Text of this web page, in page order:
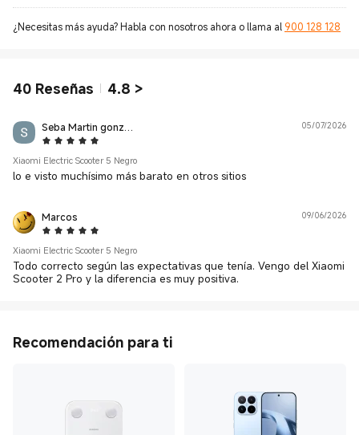
¿Necesitas más ayuda? Habla con nosotros ahora o llama al 900 128 128
40 Reseñas 4.8 >
5 Star
05/07/2026
Xiaomi Electric Scooter 5 Negro
lo e visto muchísimo más barato en otros sitios
Marcos
5 Star
09/06/2026
Xiaomi Electric Scooter 5 Negro
Todo correcto según las expectativas que tenía. Vengo del Xiaomi
Scooter 2 Pro y la diferencia es muy positiva.
Recomendación para ti